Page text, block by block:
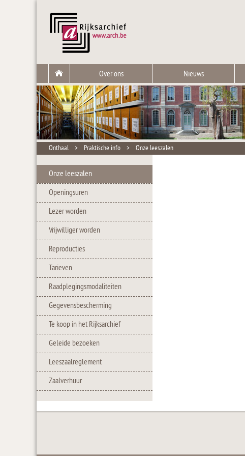
Over ons Nieuws
Onthaal > Praktische info > Onze leeszalen
Onze leeszalen
Openingsuren
Lezer worden
Vrijwilliger worden
Reproducties
Tarieven
Raadplegingsmodaliteiten
Gegevensbescherming
Te koop in het Rijksarchief
Geleide bezoeken
Leeszaalreglement
Zaalverhuur